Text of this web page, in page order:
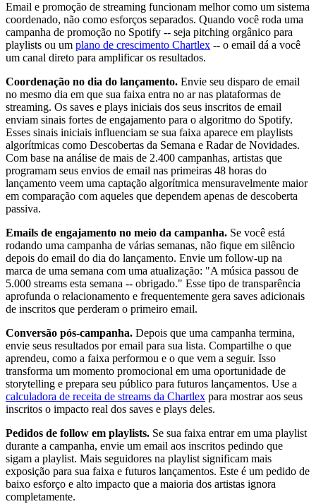
Email e promoção de streaming funcionam melhor como um sistema
coordenado, não como esforços separados. Quando você roda uma
campanha de promoção no Spotify -- seja pitching orgânico para
playlists ou um plano de crescimento Chartlex -- o email dá a você
um canal direto para amplificar os resultados.
Coordenação no dia do lançamento. Envie seu disparo de email
no mesmo dia em que sua faixa entra no ar nas plataformas de
streaming. Os saves e plays iniciais dos seus inscritos de email
enviam sinais fortes de engajamento para o algoritmo do Spotify.
Esses sinais iniciais influenciam se sua faixa aparece em playlists
algorítmicas como Descobertas da Semana e Radar de Novidades.
Com base na análise de mais de 2.400 campanhas, artistas que
programam seus envios de email nas primeiras 48 horas do
lançamento veem uma captação algorítmica mensuravelmente maior
em comparação com aqueles que dependem apenas de descoberta
passiva.
Emails de engajamento no meio da campanha. Se você está
rodando uma campanha de várias semanas, não fique em silêncio
depois do email do dia do lançamento. Envie um follow-up na
marca de uma semana com uma atualização: "A música passou de
5.000 streams esta semana -- obrigado." Esse tipo de transparência
aprofunda o relacionamento e frequentemente gera saves adicionais
de inscritos que perderam o primeiro email.
Conversão pós-campanha. Depois que uma campanha termina,
envie seus resultados por email para sua lista. Compartilhe o que
aprendeu, como a faixa performou e o que vem a seguir. Isso
transforma um momento promocional em uma oportunidade de
storytelling e prepara seu público para futuros lançamentos. Use a
calculadora de receita de streams da Chartlex para mostrar aos seus
inscritos o impacto real dos saves e plays deles.
Pedidos de follow em playlists. Se sua faixa entrar em uma playlist
durante a campanha, envie um email aos inscritos pedindo que
sigam a playlist. Mais seguidores na playlist significam mais
exposição para sua faixa e futuros lançamentos. Este é um pedido de
baixo esforço e alto impacto que a maioria dos artistas ignora
completamente.